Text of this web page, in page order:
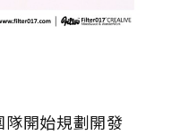
開始規劃開發